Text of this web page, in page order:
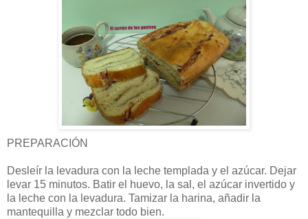
PREPARACIÓN
Desleír la levadura con la leche templada y el azúcar. Dejar
levar 15 minutos. Batir el huevo, la sal, el azúcar invertido y
la leche con la levadura. Tamizar la harina, añadir la
mantequilla y mezclar todo bien.